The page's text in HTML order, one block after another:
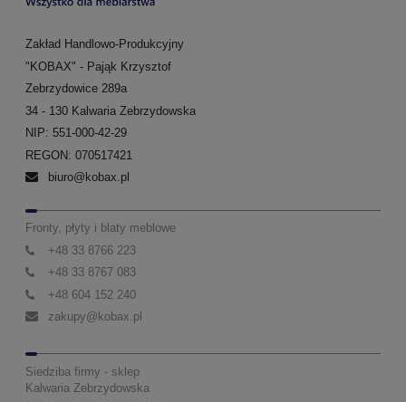
Zakład Handlowo-Produkcyjny
"KOBAX" - Pająk Krzysztof
Zebrzydowice 289a
34 - 130 Kalwaria Zebrzydowska
NIP: 551-000-42-29
REGON: 070517421
biuro@kobax.pl
Fronty, płyty i blaty meblowe
+48 33 8766 223
+48 33 8767 083
+48 604 152 240
zakupy@kobax.pl
Siedziba firmy - sklep
Kalwaria Zebrzydowska